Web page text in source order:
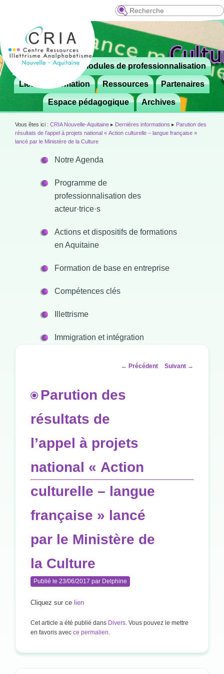
Recherche
Menu
principal
Aller
contenu
principal
 Le CRIA Modules de professionnalisation
Lieux de formation Ressources Partenaires
Espace pédagogique Archives
Vous êtes ici : CRIA Nouvelle-Aquitaine ▸ Dernières informations ▸ Parution des
résultats de l’appel à projets national « Action culturelle – langue française »
lancé par le Ministère de la Culture
Notre Agenda
Programme de
professionnalisation des
acteur·trice·s
Actions et dispositifs de formations
en Aquitaine
Formation de base en entreprise
Compétences clés
Illettrisme
Immigration et intégration
Navigation
← Précédent Suivant →
Parution des
résultats de
l’appel à projets
national « Action
culturelle – langue
française » lancé
par le Ministère de
la Culture
Publié le 23/06/2017 par Delphine
Cliquez sur ce lien
Cet article a été publié dans Divers. Vous pouvez le mettre
en favoris avec ce permalien.